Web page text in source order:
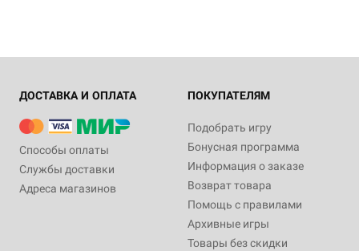
ДОСТАВКА И ОПЛАТА
Способы оплаты
Службы доставки
Адреса магазинов
ПОКУПАТЕЛЯМ
Подобрать игру
Бонусная программа
Информация о заказе
Возврат товара
Помощь с правилами
Архивные игры
Товары без скидки